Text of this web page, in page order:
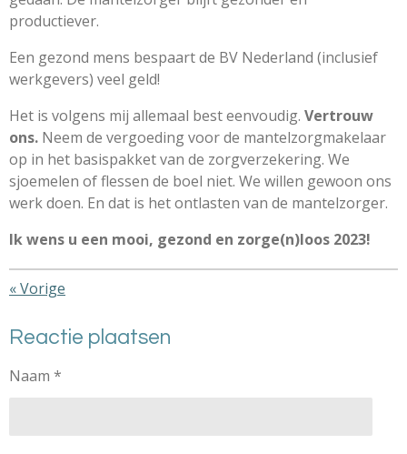
productiever.
Een gezond mens bespaart de BV Nederland (inclusief
werkgevers) veel geld!
Het is volgens mij allemaal best eenvoudig. Vertrouw
ons. Neem de vergoeding voor de mantelzorgmakelaar
op in het basispakket van de zorgverzekering. We
sjoemelen of flessen de boel niet. We willen gewoon ons
werk doen. En dat is het ontlasten van de mantelzorger.
Ik wens u een mooi, gezond en zorge(n)loos 2023!
«Vorige
Reactie plaatsen
Naam *